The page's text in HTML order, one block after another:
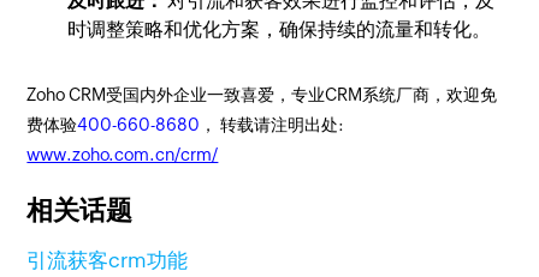
时调整策略和优化方案，确保持续的流量和转化。
Zoho CRM受国内外企业一致喜爱，专业CRM系统厂商，欢迎免
费体验400-660-8680 ， 转载请注明出处:
www.zoho.com.cn/crm/
相关话题
引流获客crm功能